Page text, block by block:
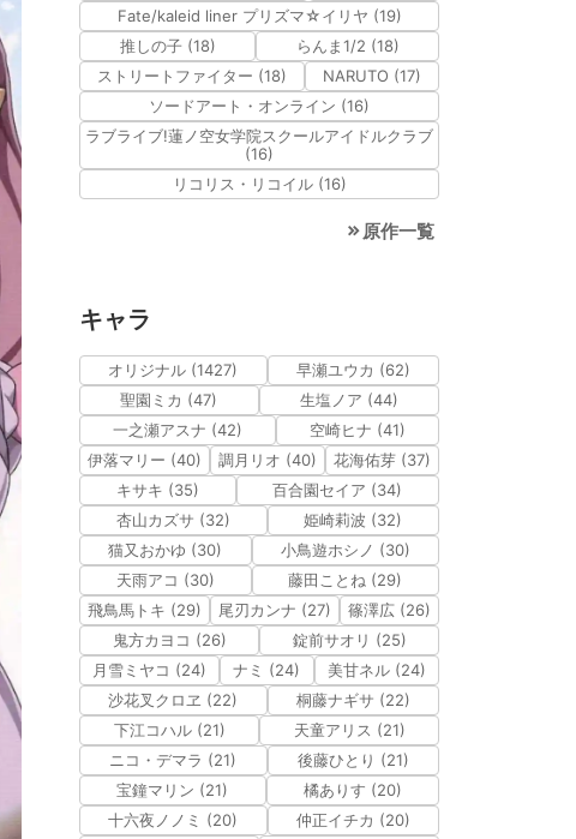
Fate/kaleid liner プリズマ☆イリヤ (19)
推しの子 (18)
らんま1/2 (18)
ストリートファイター (18)
NARUTO (17)
ソードアート・オンライン (16)
ラブライブ!蓮ノ空女学院スクールアイドルクラブ
(16)
リコリス・リコイル (16)
原作一覧
キャラ
オリジナル (1427)
早瀬ユウカ (62)
聖園ミカ (47)
生塩ノア (44)
一之瀬アスナ (42)
空崎ヒナ (41)
伊落マリー (40)
調月リオ (40)
花海佑芽 (37)
キサキ (35)
百合園セイア (34)
杏山カズサ (32)
姫崎莉波 (32)
猫又おかゆ (30)
小鳥遊ホシノ (30)
天雨アコ (30)
藤田ことね (29)
飛鳥馬トキ (29)
尾刃カンナ (27)
篠澤広 (26)
鬼方カヨコ (26)
錠前サオリ (25)
月雪ミヤコ (24)
ナミ (24)
美甘ネル (24)
沙花叉クロヱ (22)
桐藤ナギサ (22)
下江コハル (21)
天童アリス (21)
ニコ・デマラ (21)
後藤ひとり (21)
宝鐘マリン (21)
橘ありす (20)
十六夜ノノミ (20)
仲正イチカ (20)